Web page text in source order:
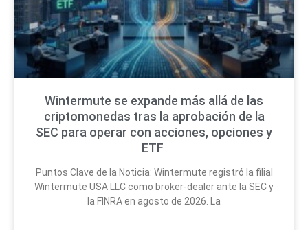
Wintermute se expande más allá de las
criptomonedas tras la aprobación de la
SEC para operar con acciones, opciones y
ETF
Puntos Clave de la Noticia: Wintermute registró la filial
Wintermute USA LLC como broker-dealer ante la SEC y
la FINRA en agosto de 2026. La